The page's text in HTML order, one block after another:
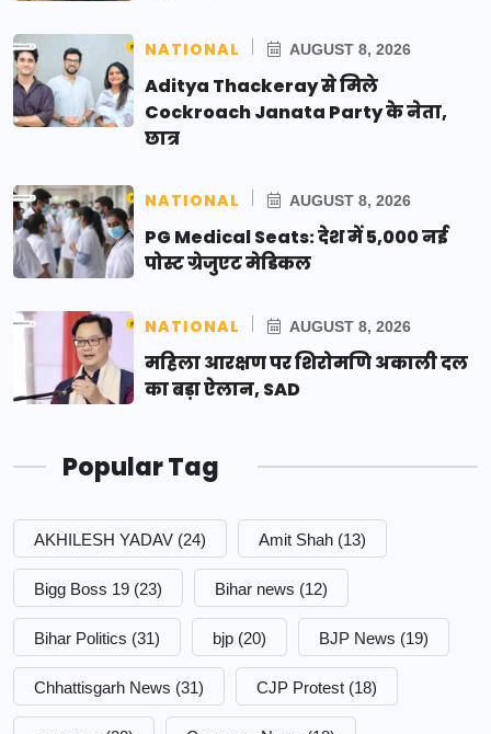
NATIONAL AUGUST 8, 2026
Aditya Thackeray से मिले
Cockroach Janata Party के नेता,
छात्र
NATIONAL AUGUST 8, 2026
PG Medical Seats: देश में 5,000 नई
पोस्ट ग्रेजुएट मेडिकल
NATIONAL AUGUST 8, 2026
महिला आरक्षण पर शिरोमणि अकाली दल
का बड़ा ऐलान, SAD
Popular Tag
AKHILESH YADAV (24) Amit Shah (13)
Bigg Boss 19 (23) Bihar news (12)
Bihar Politics (31) bjp (20) BJP News (19)
Chhattisgarh News (31) CJP Protest (18)